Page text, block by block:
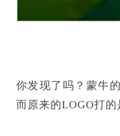
你发现了吗？蒙牛
而原来的LOGO打的